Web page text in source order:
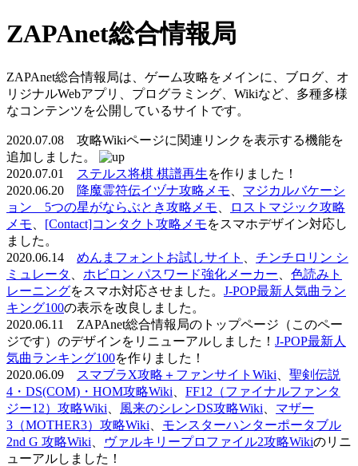
ZAPAnet総合情報局
ZAPAnet総合情報局は、ゲーム攻略をメインに、ブログ、オ
リジナルWebアプリ、プログラミング、Wikiなど、多種多様
なコンテンツを公開しているサイトです。
2020.07.08 攻略Wikiページに関連リンクを表示する機能を
追加しました。
2020.07.01
ステルス将棋 棋譜再生を作りました！
2020.06.20
降魔霊符伝イヅナ攻略メモ
マジカルバケーシ
ョン 5つの星がならぶとき攻略メモ
ロストマジック攻略
メモ
[Contact]コンタクト攻略メモをスマホデザイン対応し
ました。
2020.06.14 めんまフォントお試しサイト
チンチロリン シ
ミュレータ
ホビロン パスワード強化メーカー
色読みト
レーニングをスマホ対応させました。 J-POP最新人気曲ラン
キング100の表示を改良しました。
2020.06.11 ZAPAnet総合情報局のトップページ（このペー
ジです）のデザインをリニューアルしました！ J-POP最新人
気曲ランキング100を作りました！
2020.06.09
スマブラX攻略＋ファンサイトWiki
聖剣伝説
4・DS(COM)・HOM攻略Wiki
FF12（ファイナルファンタ
ジー12）攻略Wiki
風来のシレンDS攻略Wiki
マザー
3（MOTHER3）攻略Wiki
モンスターハンターポータブル
2nd G 攻略Wiki
ヴァルキリープロファイル2攻略Wikiのリニ
ューアルしました！